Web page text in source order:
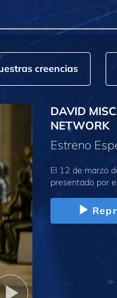
creencias
DAVID
NETWORK
Estreno
El 12 de marzo
presentado por